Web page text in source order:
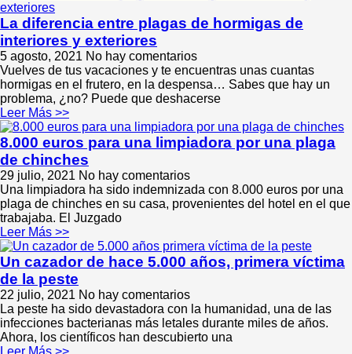
La diferencia entre plagas de hormigas de
interiores y exteriores
5 agosto, 2021 No hay comentarios
Vuelves de tus vacaciones y te encuentras unas cuantas
hormigas en el frutero, en la despensa… Sabes que hay un
problema, ¿no? Puede que deshacerse
Leer Más >>
8.000 euros para una limpiadora por una plaga
de chinches
29 julio, 2021 No hay comentarios
Una limpiadora ha sido indemnizada con 8.000 euros por una
plaga de chinches en su casa, provenientes del hotel en el que
trabajaba. El Juzgado
Leer Más >>
Un cazador de hace 5.000 años, primera víctima
de la peste
22 julio, 2021 No hay comentarios
La peste ha sido devastadora con la humanidad, una de las
infecciones bacterianas más letales durante miles de años.
Ahora, los científicos han descubierto una
Leer Más >>